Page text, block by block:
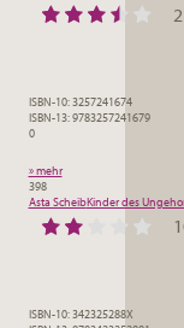
ISBN-10: 3257241674
ISBN-13: 9783257241679
0
» mehr
398
Asta ScheibKinder des
ISBN-10: 342325288X